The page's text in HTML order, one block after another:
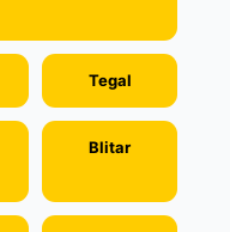
Tegal
Blitar